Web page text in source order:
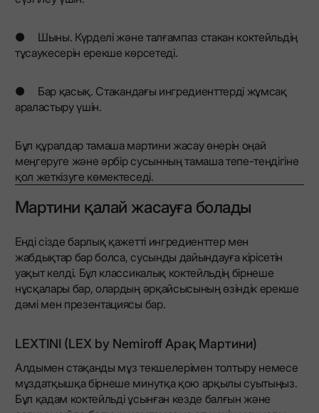
● Шыны. Күрделі және талғампаз стакан коктейльдің
тұсаукесерін ерекше көрсетеді.
● Бар қасық. Стакандағы ингредиенттерді жұмсақ
араластыру үшін.
Бұл құралдар тамаша мартини жасау өнерін оңай
меңгеруге және әрбір сусынның тамаша тепе-теңдігіне
қол жеткізуге көмектеседі.
Мартини қалай жасауға болады
Енді сізде барлық қажетті ингредиенттер мен
жабдықтар бар болса, сусынды дайындауға кірісетін
уақыт келді. Бұл классикалық коктейльдің бірнеше
нұсқалары бар, олардың әрқайсысының өзіндік ерекше
дәмі мен презентациясы бар.
LEXTINI (LEX by Nemiroff Арақ Мартини)
Алдымен стақанды мұз текшелерімен толтыру немесе
мұздатқышқа бірнеше минутқа қою арқылы суытыңыз.
Бұл қадам коктейльді ұсынған кезде балғын және